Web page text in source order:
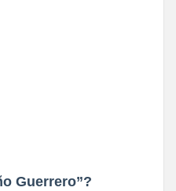
Guerrero”?